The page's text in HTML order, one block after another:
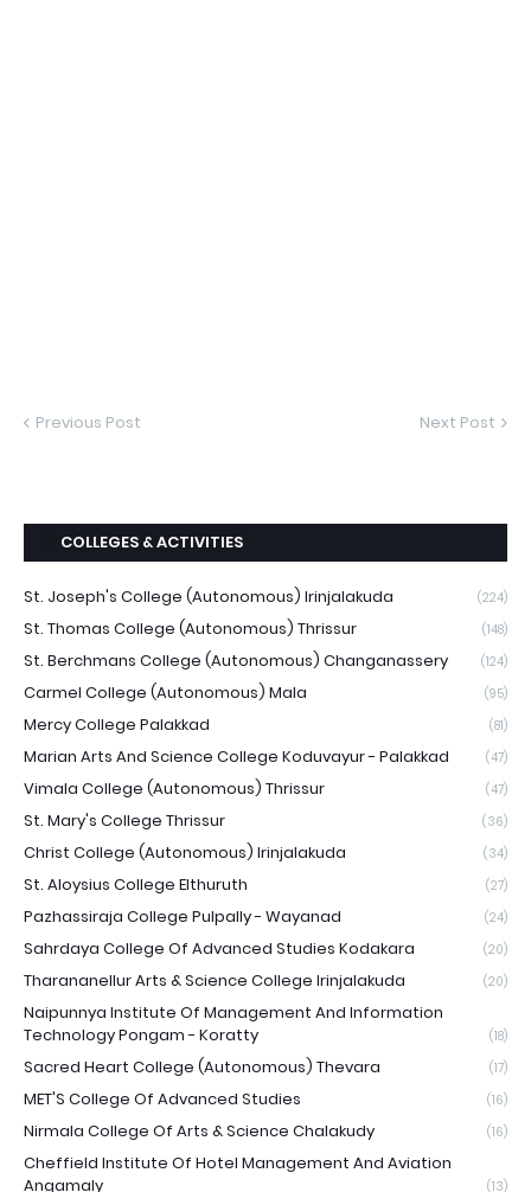
Previous Post Next Post
COLLEGES & ACTIVITIES
St. Joseph's College (Autonomous) Irinjalakuda (224)
St. Thomas College (Autonomous) Thrissur (148)
St. Berchmans College (Autonomous) Changanassery (124)
Carmel College (Autonomous) Mala (95)
Mercy College Palakkad (81)
Marian Arts And Science College Koduvayur - Palakkad (47)
Vimala College (Autonomous) Thrissur (47)
St. Mary's College Thrissur (36)
Christ College (Autonomous) Irinjalakuda (34)
St. Aloysius College Elthuruth (27)
Pazhassiraja College Pulpally - Wayanad (24)
Sahrdaya College Of Advanced Studies Kodakara (20)
Tharananellur Arts & Science College Irinjalakuda (20)
Naipunnya Institute Of Management And Information
Technology Pongam - Koratty
(18)
Sacred Heart College (Autonomous) Thevara (17)
MET'S College Of Advanced Studies (16)
Nirmala College Of Arts & Science Chalakudy (16)
Cheffield Institute Of Hotel Management And Aviation
Angamaly
(13)